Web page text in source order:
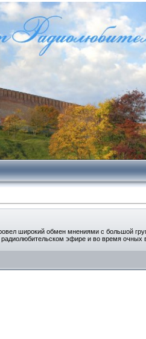
широкий обмен мнениями с большой
эфире и во время очных